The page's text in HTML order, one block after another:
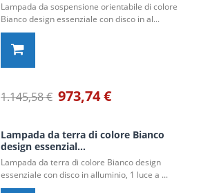
Lampada da sospensione orientabile di colore
Bianco design essenziale con disco in al...
1.145,58 € 973,74 €
Lampada da terra di colore Bianco
design essenzial...
Lampada da terra di colore Bianco design
essenziale con disco in alluminio, 1 luce a ...